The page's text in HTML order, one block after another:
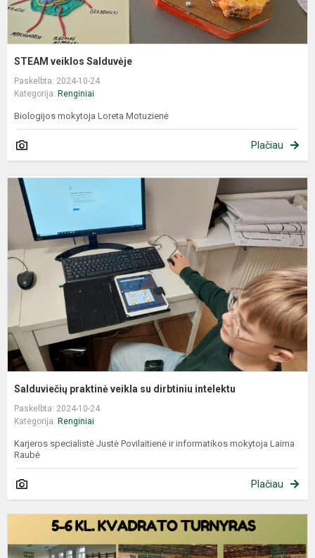
STEAM veiklos Salduvėje
Paskelbta: 2024-10-24
Kategorija: Renginiai
Biologijos mokytoja Loreta Motuzienė
Plačiau
Salduviečių praktinė veikla su dirbtiniu intelektu
Paskelbta: 2024-10-24
Kategorija: Renginiai
Karjeros specialistė Justė Povilaitienė ir informatikos mokytoja Laima
Raubė
Plačiau